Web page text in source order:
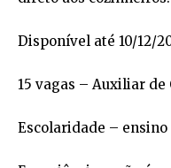
Disponível até 10/12/
15 vagas – Auxiliar de
Escolaridade –